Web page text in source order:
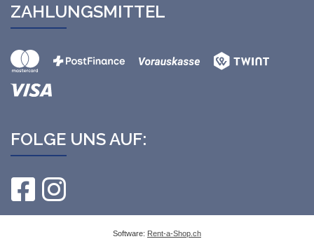
ZAHLUNGSMITTEL
FOLGE UNS AUF:
Software: Rent-a-Shop.ch